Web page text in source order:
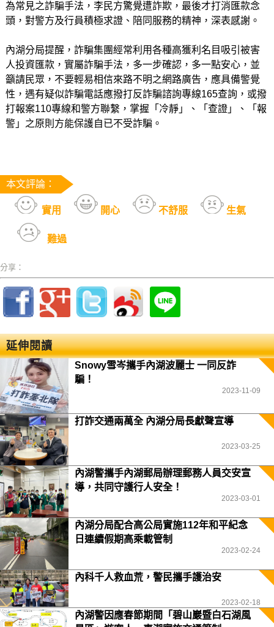
為常見之詐騙手法，李民方驚覺遭詐欺，最後才打消匯款念
頭，對警方及行員積極求證、陪同服務的精神，深表感謝。
內湖分局提醒，詐騙集團經常利用各種高獲利名目吸引被害
人投資匯款，實屬詐騙手法，多一步確認，多一點安心，並
籲請民眾，不要輕易相信來路不明之網路廣告，應具備警覺
性，遇有疑似詐騙電話應撥打反詐騙諮詢專線165查詢，或撥
打報案110專線和警方聯繫，掌握「冷靜」、「查證」、「報
警」之原則方能保護自已不受詐騙。
本文評論：
實用 開心 不舒服 生氣
難過
分享：
延伸閱讀
Snowy雪岑攜手內湖波麗士 一同反詐
騙！
2023-11-09
打詐交通兩萬全 內湖分局長獻聲宣導
2023-03-25
內湖警攜手內湖郵局辦理郵務人員交安宣
導，共同守護行人安全！
2023-03-01
內湖分局配合高公局實施112年和平紀念
日連續假期高乘載管制
2023-02-24
內科千人救血荒，警民攜手護治安
2023-02-18
內湖警因應春節期間「碧山巖暨白石湖風